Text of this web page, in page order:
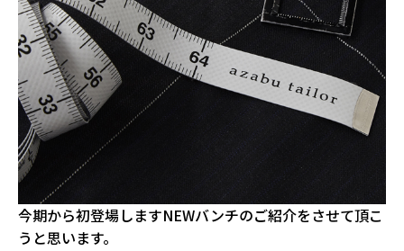
今期から初登場しますNEWバンチのご紹介をさせて頂こ
うと思います。